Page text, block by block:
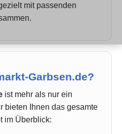
mit passenden
Garbsen.de?
ist mehr als nur ein
bieten Ihnen das gesamte
im Überblick: